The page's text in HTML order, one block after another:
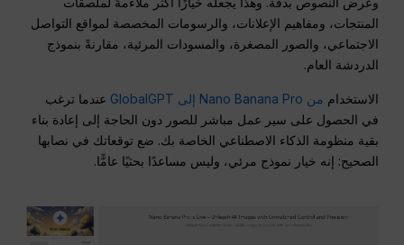
المنتجات، ومفاهيم الإعلانات، والرسومات المخصصة لمواقع التواصل
الاجتماعي، والصور المصغرة، والمسودات المرئية، مقارنةً بنموذج
الدردشة العام.
الاستخدام من Nano Banana Pro إلى GlobalGPT
عندما ترغب
في الحصول على سير عمل مباشر للصور دون الحاجة إلى إعادة بناء
بقية منظومة الذكاء الاصطناعي الخاصة بك. ضع توقعاتك في نصابها
الصحيح: إنه خيار نموذج مرئي، وليس مساعدًا بحثيًا عامًّا.